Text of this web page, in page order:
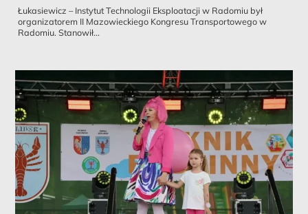
Łukasiewicz – Instytut Technologii Eksploatacji w Radomiu był
organizatorem II Mazowieckiego Kongresu Transportowego w
Radomiu. Stanowił...